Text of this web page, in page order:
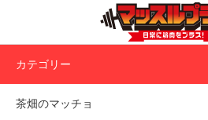
カテゴリー
茶畑のマッチョ